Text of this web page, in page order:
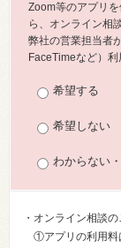
Zoom等のアプリ
ら、オンライン相
弊社の営業担当者
FaceTimeなど）利
希望する
希望しない
わからない
・オンライン相談
①アプリの利用料